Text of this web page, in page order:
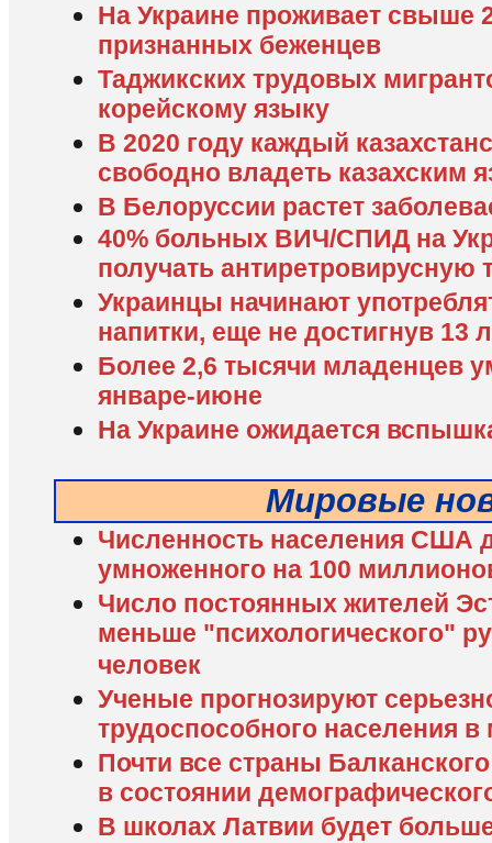
На Украине проживает свыше
признанных беженцев
Таджикских трудовых
корейскому языку
В 2020 году каждый
свободно владеть казахским
В Белоруссии растет
40% больных ВИЧ/СПИД на
получать антиретровирусную
Украинцы начинают
напитки, еще не достигнув 13
Более 2,6 тысячи младенцев
январе-июне
На Украине ожидается
Мировые
Численность населения США
умноженного на 100
Число постоянных жителей
меньше "психологического"
человек
Ученые прогнозируют
трудоспособного населения в
Почти все страны
в состоянии
В школах Латвии будет